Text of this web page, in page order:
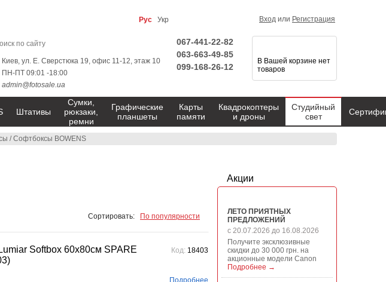
/Софтбоксы BOWENS
Сортировать: По популярности
Softbox 60x80см SPARE
Код: 18403
Подробнее
Акции
ЛЕТО ПРИЯТНЫХ
ПРЕДЛОЖЕНИЙ
с 20.07.2026 до 16.08.2026
Получите эксклюзивные
скидки до 30 000 грн. на
акционные модели Canon
Подробнее →
Рус Укр Вход или Регистрация
Киев, ул. Е. Сверстюка 19, офис 11-12, этаж 10
ПН-ПТ 09:01 -18:00
admin@fotosale.ua
067-441-22-82
063-663-49-85
099-168-26-12
В Вашей корзине нет
товаров
Штативы
Сумки,
рюкзаки,
ремни
Графические
планшеты
Карты
памяти
Квадрокоптеры
и дроны
Студийный
свет